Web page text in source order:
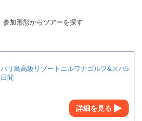
参加形態からツアーを探す
バリ島高級リゾートニルワナゴルフ&スパ5
日間
詳細を見る